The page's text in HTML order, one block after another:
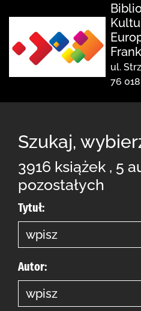
ul.
76
Szukaj,
3916 książek , 5
pozostałych
Tytuł:
Autor: